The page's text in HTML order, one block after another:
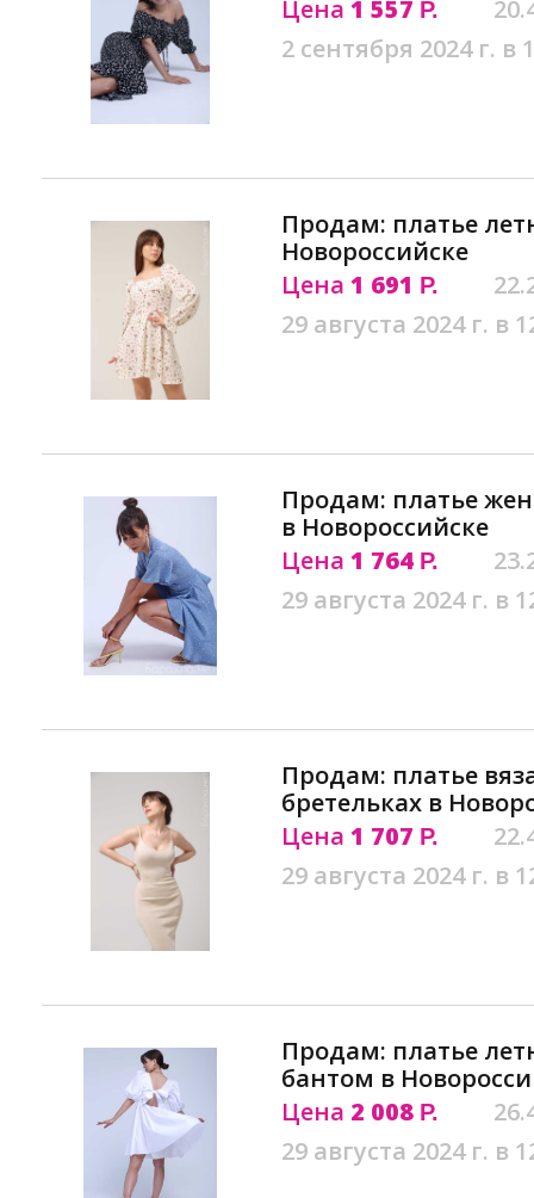
Цена 1 557 Р.
2 сентября 2024 г. в
Продам: платье
Новороссийске
Цена 1 691 Р.
29 августа 2024 г. в
Продам: платье
в Новороссийске
Цена 1 764 Р.
29 августа 2024 г. в
Продам: платье
бретельках в
Цена 1 707 Р.
29 августа 2024 г. в
Продам: платье
бантом в
Цена 2 008 Р.
29 августа 2024 г. в